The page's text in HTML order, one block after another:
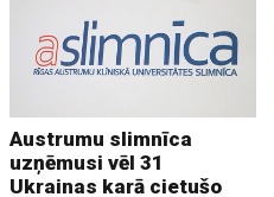
Austrumu slimnīca
uzņēmusi vēl 31
Ukrainas karā cietušo